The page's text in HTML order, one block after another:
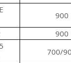
900
900
700/